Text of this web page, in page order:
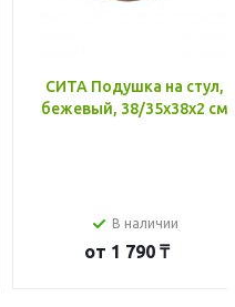
СИТА Подушка на стул,
бежевый, 38/35x38x2 см
В наличии
от 1 790 ₸